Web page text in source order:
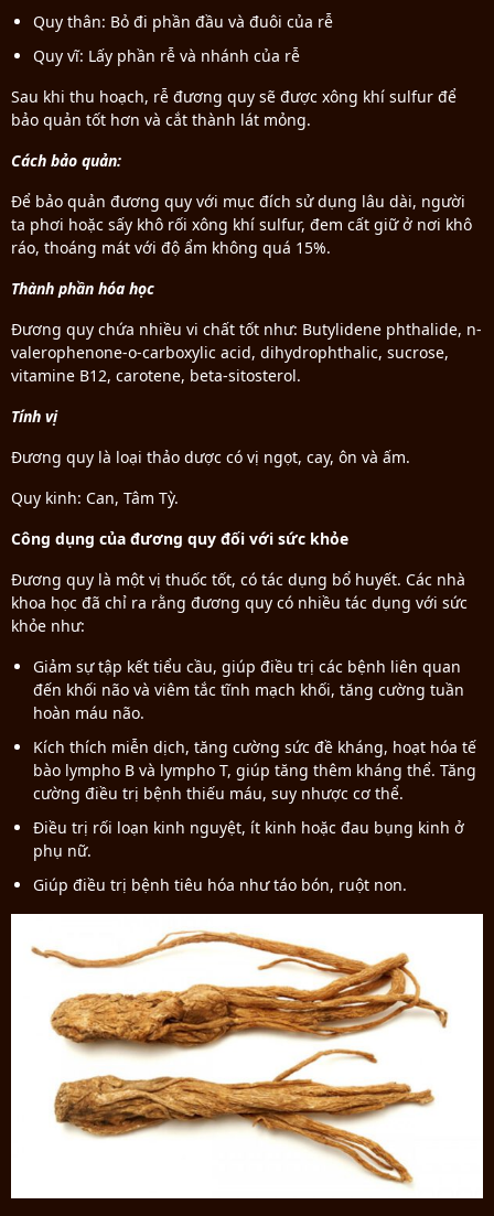
Quy thân: Bỏ đi phần đầu và đuôi của rễ
Quy vĩ: Lấy phần rễ và nhánh của rễ
Sau khi thu hoạch, rễ đương quy sẽ được xông khí sulfur để
bảo quản tốt hơn và cắt thành lát mỏng.
Cách bảo quản:
Để bảo quản đương quy với mục đích sử dụng lâu dài, người
ta phơi hoặc sấy khô rối xông khí sulfur, đem cất giữ ở nơi khô
ráo, thoáng mát với độ ẩm không quá 15%.
Thành phần hóa học
Đương quy chứa nhiều vi chất tốt như: Butylidene phthalide, n-
valerophenone-o-carboxylic acid, dihydrophthalic, sucrose,
vitamine B12, carotene, beta-sitosterol.
Tính vị
Đương quy là loại thảo dược có vị ngọt, cay, ôn và ấm.
Quy kinh: Can, Tâm Tỳ.
Công dụng của đương quy đối với sức khỏe
Đương quy là một vị thuốc tốt, có tác dụng bổ huyết. Các nhà
khoa học đã chỉ ra rằng đương quy có nhiều tác dụng với sức
khỏe như:
Giảm sự tập kết tiểu cầu, giúp điều trị các bệnh liên quan
đến khối não và viêm tắc tĩnh mạch khối, tăng cường tuần
hoàn máu não.
Kích thích miễn dịch, tăng cường sức đề kháng, hoạt hóa tế
bào lympho B và lympho T, giúp tăng thêm kháng thể. Tăng
cường điều trị bệnh thiếu máu, suy nhược cơ thể.
Điều trị rối loạn kinh nguyệt, ít kinh hoặc đau bụng kinh ở
phụ nữ.
Giúp điều trị bệnh tiêu hóa như táo bón, ruột non.